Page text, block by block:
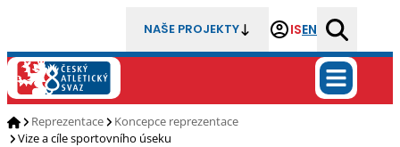
NAŠE PROJEKTY ISEN
Reprezentace
Koncepce reprezentace
Vize a cíle sportovního úseku